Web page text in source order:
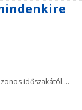
időszakától....